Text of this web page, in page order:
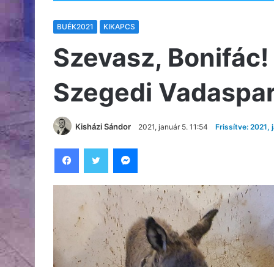
BUÉK2021 KIKAPCS
Szevasz,
Szegedi
Kisházi Sándor 2021, január 5. 11:54 Frissítve: 2021,